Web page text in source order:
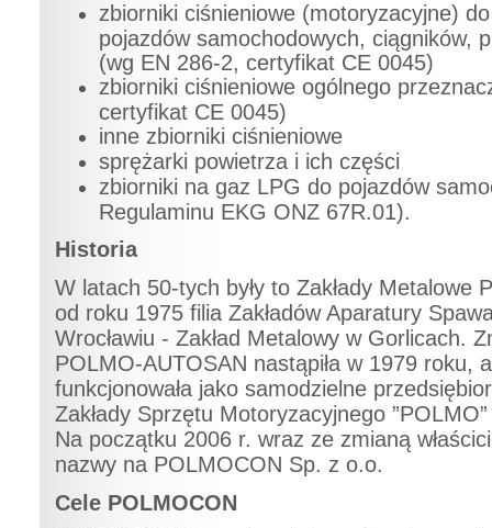
zbiorniki ciśnieniowe (motoryzacyjne)
pojazdów samochodowych, ciągników,
(wg EN 286-2, certyfikat CE 0045)
zbiorniki ciśnieniowe ogólnego
certyfikat CE 0045)
inne zbiorniki ciśnieniowe
sprężarki powietrza i ich części
zbiorniki na gaz LPG do pojazdów
Regulaminu EKG ONZ 67R.01).
Historia
W latach 50-tych były to Zakłady Metalowe
od roku 1975 filia Zakładów Aparatury
Wrocławiu - Zakład Metalowy w Gorlicach.
POLMO-AUTOSAN nastąpiła w 1979 roku,
funkcjonowała jako samodzielne
Zakłady Sprzętu Motoryzacyjnego
Na początku 2006 r. wraz ze zmianą
nazwy na POLMOCON Sp. z o.o.
Cele POLMOCON